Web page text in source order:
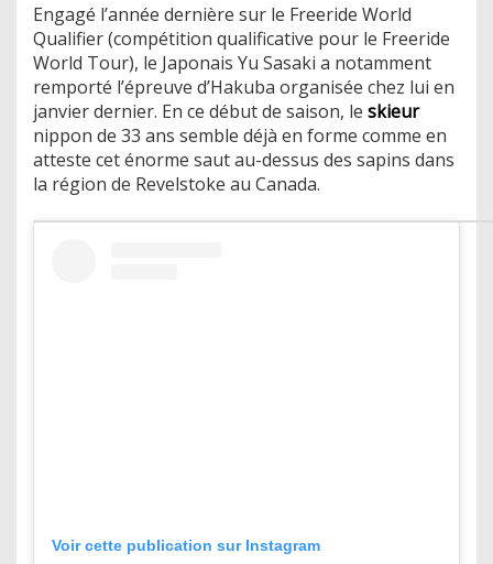
Engagé l’année dernière sur le Freeride World
Qualifier (compétition qualificative pour le Freeride
World Tour), le Japonais Yu Sasaki a notamment
remporté l’épreuve d’Hakuba organisée chez lui en
janvier dernier. En ce début de saison, le skieur
nippon de 33 ans semble déjà en forme comme en
atteste cet énorme saut au-dessus des sapins dans
la région de Revelstoke au Canada.
Voir cette publication sur Instagram